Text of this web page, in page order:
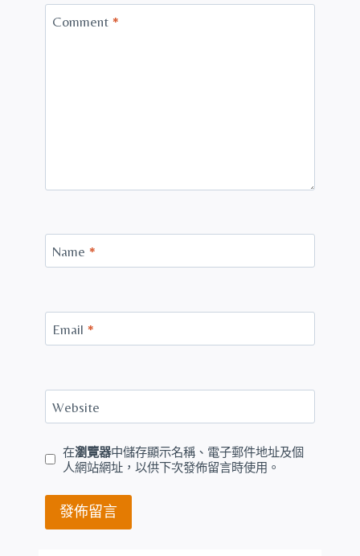
Comment *
Name *
Email *
Website
在瀏覽器中儲存顯示名稱、電子郵件地址及個
人網站網址，以供下次發佈留言時使用。